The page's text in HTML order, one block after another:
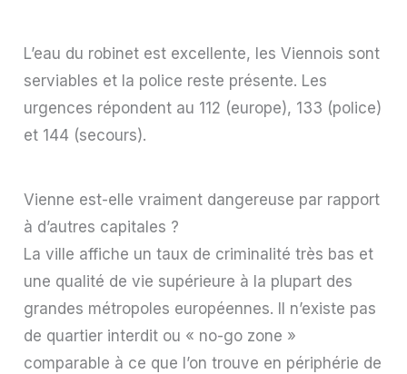
L’eau du robinet est excellente, les Viennois sont
serviables et la police reste présente. Les
urgences répondent au 112 (europe), 133 (police)
et 144 (secours).
Vienne est-elle vraiment dangereuse par rapport
à d’autres capitales ?
La ville affiche un taux de criminalité très bas et
une qualité de vie supérieure à la plupart des
grandes métropoles européennes. Il n’existe pas
de quartier interdit ou « no-go zone »
comparable à ce que l’on trouve en périphérie de